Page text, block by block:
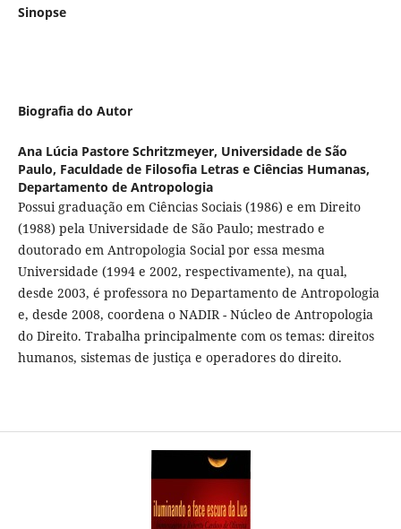
Sinopse
Biografia do Autor
Ana Lúcia Pastore Schritzmeyer, Universidade de São
Paulo, Faculdade de Filosofia Letras e Ciências Humanas,
Departamento de Antropologia
Possui graduação em Ciências Sociais (1986) e em Direito
(1988) pela Universidade de São Paulo; mestrado e
doutorado em Antropologia Social por essa mesma
Universidade (1994 e 2002, respectivamente), na qual,
desde 2003, é professora no Departamento de Antropologia
e, desde 2008, coordena o NADIR - Núcleo de Antropologia
do Direito. Trabalha principalmente com os temas: direitos
humanos, sistemas de justiça e operadores do direito.